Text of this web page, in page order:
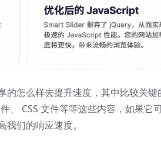
的怎么样去提升速度，其中比较关键
、 CSS 文件等等这些内容，如果它
们的响应速度。